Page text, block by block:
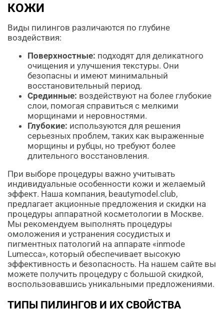
КОЖИ
Виды пилингов различаются по глубине
воздействия:
Поверхностные: подходят для деликатного
очищения и улучшения текстуры. Они
безопасны и имеют минимальный
восстановительный период.
Срединные: воздействуют на более глубокие
слои, помогая справиться с мелкими
морщинами и неровностями.
Глубокие: используются для решения
серьезных проблем, таких как выраженные
морщины и рубцы, но требуют более
длительного восстановления.
При выборе процедуры важно учитывать
индивидуальные особенности кожи и желаемый
эффект. Наша компания, beautymodel.club,
предлагает акционные предложения и скидки на
процедуры аппаратной косметологии в Москве.
Мы рекомендуем выполнять процедуры
омоложения и устранения сосудистых и
пигментных патологий на аппарате «inmode
Lumecca», который обеспечивает высокую
эффективность и безопасность. На нашем сайте вы
можете получить процедуру с большой скидкой,
воспользовавшись уникальными предложениями.
ТИПЫ ПИЛИНГОВ И ИХ СВОЙСТВА